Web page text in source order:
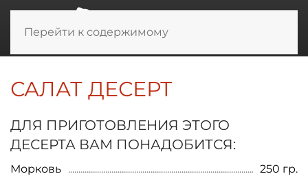
Перейти к содержимому
САЛАТ ДЕСЕРТ
ДЛЯ ПРИГОТОВЛЕНИЯ ЭТОГО
ДЕСЕРТА ВАМ ПОНАДОБИТСЯ:
Морковь
250 гр.